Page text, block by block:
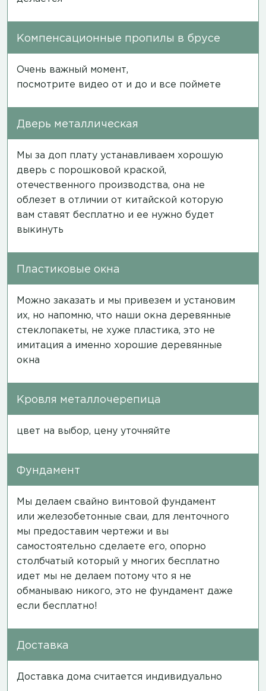
Компенсационные пропилы в брусе
Очень важный момент,
посмотрите видео от и до и все поймете
Дверь металлическая
Мы за доп плату устанавливаем хорошую
дверь с порошковой краской,
отечественного производства, она не
облезет в отличии от китайской которую
вам ставят бесплатно и ее нужно будет
выкинуть
Пластиковые окна
Можно заказать и мы привезем и установим
их, но напомню, что наши окна деревянные
стеклопакеты, не хуже пластика, это не
имитация а именно хорошие деревянные
окна
Кровля металлочерепица
цвет на выбор, цену уточняйте
Фундамент
Мы делаем свайно винтовой фундамент
или железобетонные сваи, для ленточного
мы предоставим чертежи и вы
самостоятельно сделаете его, опорно
столбчатый который у многих бесплатно
идет мы не делаем потому что я не
обманываю никого, это не фундамент даже
если бесплатно!
Доставка
Доставка дома считается индивидуально